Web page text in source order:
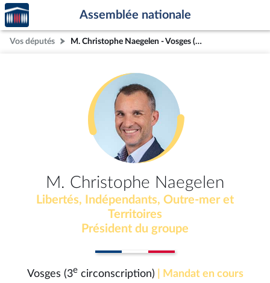
Aller au contenu
Aller en bas de la page
Accèder
à la
page
d'accueil
Assemblée nationale
Vos députés M. Christophe Naegelen - Vosges (3e circonscription)
M. Christophe Naegelen
Libertés, Indépendants, Outre-mer et
Territoires
Président du groupe
Vosges (3ecirconscription) | Mandat en cours